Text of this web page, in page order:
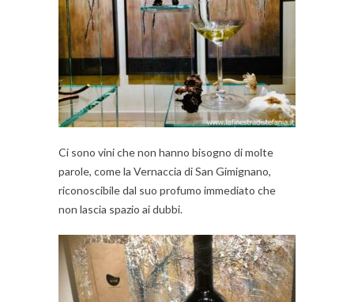
Ci sono vini che non hanno bisogno di molte
parole, come la Vernaccia di San Gimignano,
riconoscibile dal suo profumo immediato che
non lascia spazio ai dubbi.